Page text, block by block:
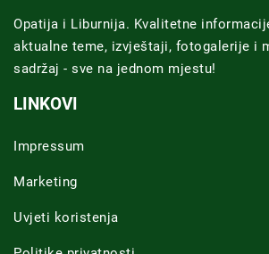
Opatija i Liburnija. Kvalitetne
aktualne teme, izvještaji, fotogalerije i
sadržaj - sve na jednom mjestu!
LINKOVI
Impressum
Marketing
Uvjeti koristenja